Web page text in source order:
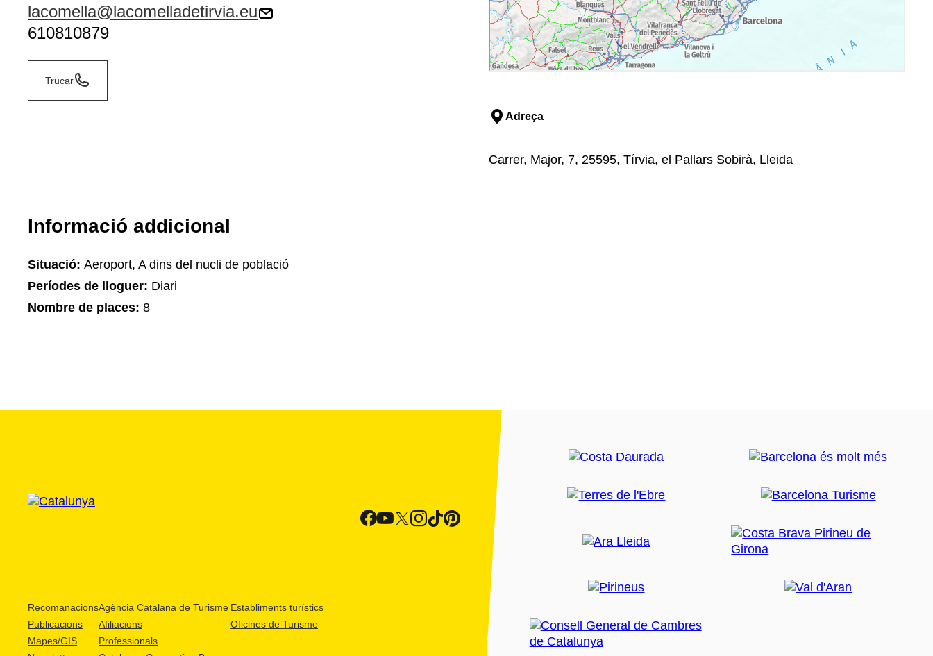
lacomella@lacomelladetirvia.eu
610810879
Trucar
Adreça
Carrer, Major, 7, 25595, Tírvia, el Pallars Sobirà, Lleida
Informació addicional
Situació: Aeroport, A dins del nucli de població
Períodes de lloguer: Diari
Nombre de places: 8
Recomanacions
Publicacions
Mapes/GIS
Agència Catalana de Turisme
Afiliacions
Professionals
Establiments turístics
Oficines de Turisme